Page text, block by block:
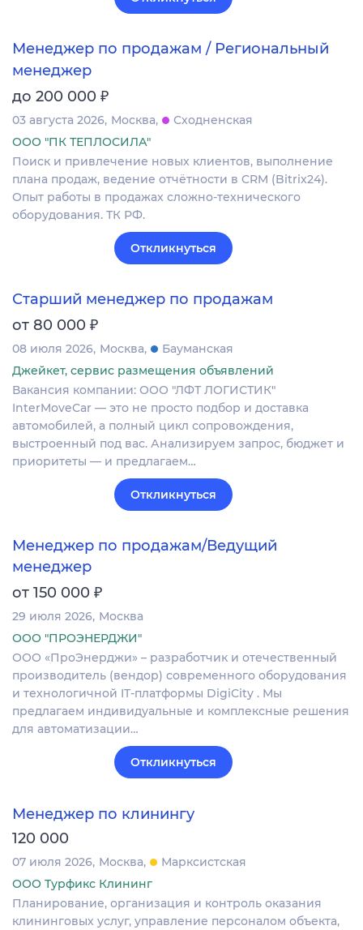
Менеджер по продажам / Региональный
менеджер
до 200 000 ₽
03 августа 2026 Москва
Сходненская
ООО "ПК ТЕПЛОСИЛА"
Поиск и привлечение новых клиентов, выполнение
плана продаж, ведение отчётности в CRM (Bitrix24).
Опыт работы в продажах сложно-технического
оборудования. ТК РФ.
Откликнуться
Старший менеджер по продажам
от 80 000 ₽
08 июля 2026 Москва
Бауманская
Джейкет, сервис размещения объявлений
Вакансия компании: ООО "ЛФТ ЛОГИСТИК"
InterMoveCar — это не просто подбор и доставка
автомобилей, а полный цикл сопровождения,
выстроенный под вас. Анализируем запрос, бюджет и
приоритеты — и предлагаем…
Откликнуться
Менеджер по продажам/Ведущий
менеджер
от 150 000 ₽
29 июля 2026 Москва
ООО "ПРОЭНЕРДЖИ"
ООО «ПроЭнерджи» – разработчик и отечественный
производитель (вендор) современного оборудования
и технологичной IT-платформы DigiCity . Мы
предлагаем индивидуальные и комплексные решения
для автоматизации…
Откликнуться
Менеджер по клинингу
120 000
07 июля 2026 Москва
Марксистская
ООО Турфикс Клининг
Планирование, организация и контроль оказания
клининговых услуг, управление персоналом объекта,